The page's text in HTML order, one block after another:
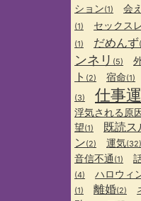
ション(1) 会
(1) セックス
(1) だめんず
ンネリ (5)
ト (2) 宿命(1)
(3) 仕事運
浮気される原
望(1) 既読ス
ン(2) 運気(32)
音信不通 (1)
(4) ハロウィ
(1) 離婚(2)